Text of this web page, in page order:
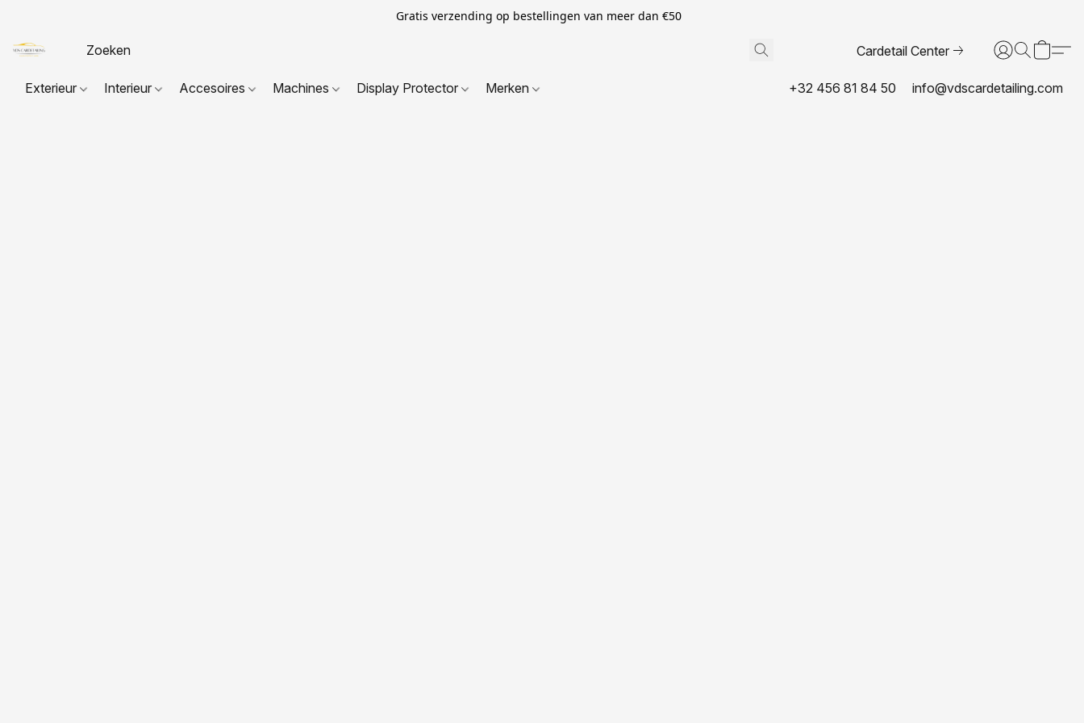
Gratis verzending op bestellingen van meer dan €50
Cardetail Center
Exterieur Interieur Accesoires Machines Display Protector Merken +32 456 81 84 50 info@vdscardetailing.com